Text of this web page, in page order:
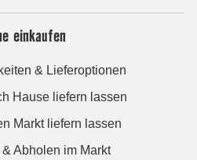
einkaufen
& Lieferoptionen
Hause liefern lassen
Markt liefern lassen
Abholen im Markt